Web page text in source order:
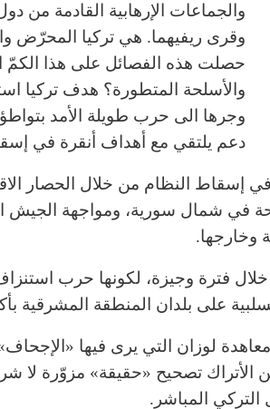
والجماعات الإرهابية القادمة
وقرى ريفيهما. هي تركيا المحرّض
حصلت هذه الفصائل على هذا الكمّ
والأسلحة المتطورة؟ هدف تركيا
وجرها الى حرب طويلة الأمد
دعم يلتقي مع أهداف أنقرة في
إسقاط النظام من خلال الحصار
في شمال سورية، ومواجهة
وخارجها.
فترة وجيزة، لكونها حرب
على بلدان المنطقة المشرقية
لوزان التي يرى فيها
الأتراك تصحيح «حقيقة» مزوّرة
المباشر.